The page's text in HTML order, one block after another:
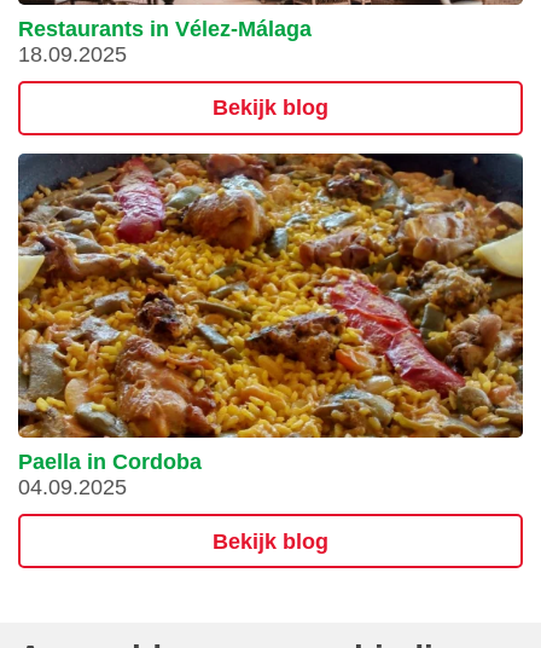
Restaurants in Vélez-Málaga
18.09.2025
Bekijk blog
Paella in Cordoba
04.09.2025
Bekijk blog